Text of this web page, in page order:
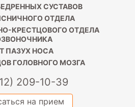
СУСТАВОВ
ОТДЕЛА
КРЕСТЦОВОГО ОТДЕЛА
ПАЗУХ НОСА
ГОЛОВНОГО МОЗГА
209-10-39
на прием